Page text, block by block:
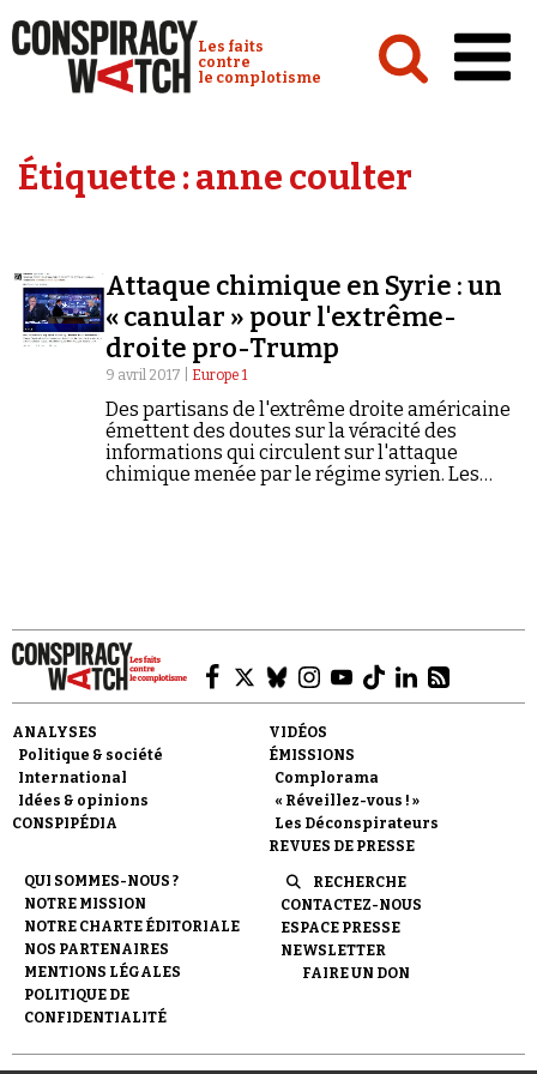
Conspiracy Watch :
Les faits
contre
le complotisme
Analyses
Vidéos
Émissions
Revues de presse
Faire un don
Demander à Vera
Étiquette :anne coulter
Attaque chimique en Syrie : un
« canular » pour l'extrême-
droite pro-Trump
9 avril 2017 | Europe 1
Des partisans de l'extrême droite américaine
émettent des doutes sur la véracité des
informations qui circulent sur l'attaque
chimique menée par le régime syrien. Les
ANALYSES
Politique & société
International
Idées & opinions
CONSPIPÉDIA
VIDÉOS
ÉMISSIONS
Complorama
« Réveillez-vous ! »
Les Déconspirateurs
REVUES DE PRESSE
QUI SOMMES-NOUS ?
NOTRE MISSION
NOTRE CHARTE ÉDITORIALE
NOS PARTENAIRES
MENTIONS LÉGALES
POLITIQUE DE
CONFIDENTIALITÉ
RECHERCHE
CONTACTEZ-NOUS
ESPACE PRESSE
NEWSLETTER
FAIRE UN DON